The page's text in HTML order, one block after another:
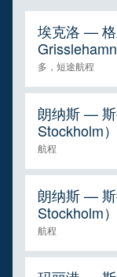
埃克洛 —
多，短途航程
朗纳斯 —
Stockholm
航程
朗纳斯 —
Stockholm
航程